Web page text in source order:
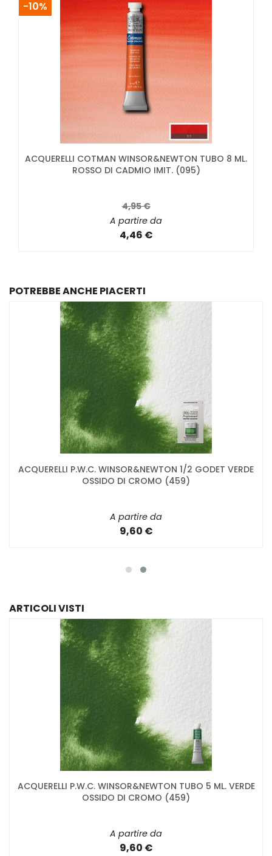
ACQUERELLI COTMAN WINSOR&NEWTON TUBO 8 ML.
ROSSO DI CADMIO IMIT. (095)
4,95 €
A partire da
4,46 €
-10%
POTREBBE ANCHE PIACERTI
ACQUERELLI P.W.C. WINSOR&NEWTON 1/2 GODET VERDE
OSSIDO DI CROMO (459)
A partire da
9,60 €
ARTICOLI VISTI
ACQUERELLI P.W.C. WINSOR&NEWTON TUBO 5 ML. VERDE
OSSIDO DI CROMO (459)
A partire da
9,60 €